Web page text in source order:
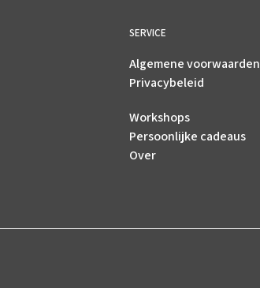
SERVICE
Algemene voorwaarden
Privacybeleid
Workshops
Persoonlijke cadeaus
Over